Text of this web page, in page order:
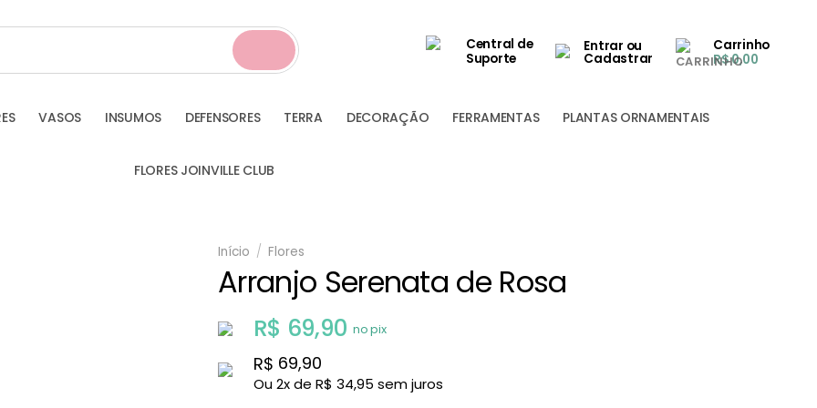
Central de
Suporte
Entrar ou
Cadastrar
Carrinho
R$0,00
VASOS INSUMOS DEFENSORES TERRA DECORAÇÃO FERRAMENTAS PLANTAS ORNAMENTAIS
FLORES JOINVILLE CLUB
Início / Flores
Arranjo Serenata de Rosa
R$ 69,90 no pix
R$ 69,90
Ou2x de R$ 34,95 sem juros